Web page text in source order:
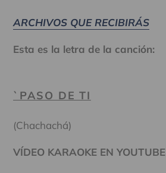
ARCHIVOS QUE RECIBIRÁS
Esta es la letra de la canción:
`PASO DE TI
(Chachachá)
VÍDEO KARAOKE EN YOUTUBE